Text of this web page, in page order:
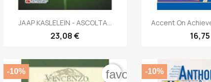
 Anteprima
JAAP KASLELEIN - ASCOLTA...
23,08 €

Accent On
-10% favorite_border
-10%